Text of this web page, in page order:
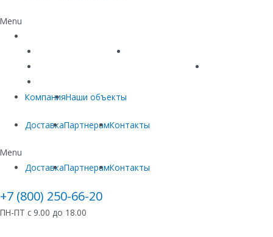
Menu
Линейный водоотвод
Материалы защиты и укрепления грунта
КомпанияНаши объекты
ДоставкаПартнерамКонтакты
Menu
ДоставкаПартнерамКонтакты
+7 (800) 250-66-20
ПН-ПТ с 9.00 до 18.00